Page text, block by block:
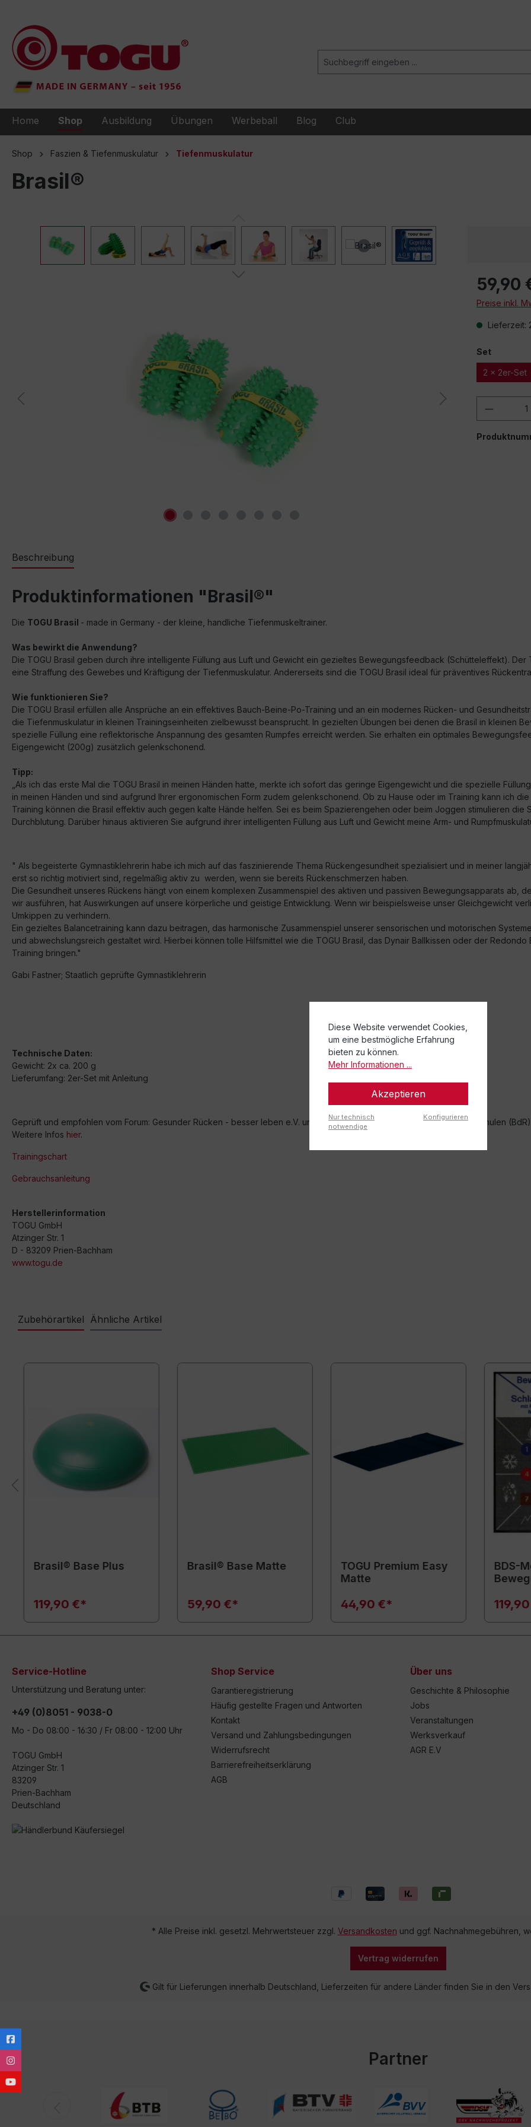
Home Shop Ausbildung Übungen Werbeball Blog Club
Shop Faszien & Tiefenmuskulatur Tiefenmuskulatur
Brasil®
59,90
Preise inkl.
Lieferzeit:
Set
2 x 2er-Set
Beschreibung
Produktinformationen "Brasil®"
Die TOGU Brasil - made in Germany - der kleine, handliche Tiefenmuskeltrainer.
Was bewirkt die Anwendung?
Die TOGU Brasil geben durch ihre intelligente Füllung aus Luft und Gewicht ein gezieltes Bewegungsfeedback (Schütteleffekt).
eine Straffung des Gewebes und Kräftigung der Tiefenmuskulatur. Andererseits sind die TOGU Brasil ideal für präventives
Wie funktionieren Sie?
Die TOGU Brasil erfüllen alle Ansprüche an ein effektives Bauch-Beine-Po-Training und an ein modernes Rücken- und
die Tiefenmuskulatur in kleinen Trainingseinheiten zielbewusst beansprucht. In gezielten Übungen bei denen die Brasil in kleinen
spezielle Füllung eine reflektorische Anspannung des gesamten Rumpfes erreicht werden. Sie erhalten ein optimales
Eigengewicht (200g) zusätzlich gelenkschonend.
Tipp:
„Als ich das erste Mal die TOGU Brasil in meinen Händen hatte, merkte ich sofort das geringe Eigengewicht und die spezielle
in meinen Händen und sind aufgrund Ihrer ergonomischen Form zudem gelenkschonend. Ob zu Hause oder im Training kann ich
Training können die Brasil effektiv auch gegen kalte Hände helfen. Sei es beim Spazierengehen oder beim Joggen stimulieren
Durchblutung. Darüber hinaus aktivieren Sie aufgrund ihrer intelligenten Füllung aus Luft und Gewicht meine Arm- und
" Als begeisterte Gymnastiklehrerin habe ich mich auf das faszinierende Thema Rückengesundheit spezialisiert und in meiner
erst so richtig motiviert sind, regelmäßig aktiv zu werden, wenn sie bereits Rückenschmerzen haben.
Die Gesundheit unseres Rückens hängt von einem komplexen Zusammenspiel des aktiven und passiven Bewegungsapparats ab,
wir ausführen, hat Auswirkungen auf unsere körperliche und geistige Entwicklung. Wenn wir beispielsweise unser Gleichgewicht
Umkippen zu verhindern.
Ein gezieltes Balancetraining kann dazu beitragen, das harmonische Zusammenspiel unserer sensorischen und motorischen
und abwechslungsreich gestaltet wird. Hierbei können tolle Hilfsmittel wie die TOGU Brasil, das Dynair Ballkissen oder der
Training bringen."
Gabi Fastner; Staatlich geprüfte Gymnastiklehrerin
Technische Daten:
Gewicht: 2x ca. 200 g
Lieferumfang: 2er-Set mit Anleitung
Geprüft und empfohlen vom Forum: Gesunder Rücken - besser leben e.V. und dem Bundesverband deutscher Rückenschulen
Weitere Infos hier.
Trainingschart
Gebrauchsanleitung
Herstellerinformation
TOGU GmbH
Atzinger Str. 1
D - 83209 Prien-Bachham
www.togu.de
Zubehörartikel Ähnliche Artikel
Brasil® Base Plus
119,90 €*
Brasil® Base Matte
59,90 €*
TOGU Premium Easy
Matte
44,90 €*
BDS-
Service-Hotline
Unterstützung und Beratung unter:
+49 (0)8051 - 9038-0
Mo - Do 08:00 - 16:30 / Fr 08:00 - 12:00 Uhr
TOGU GmbH
Atzinger Str. 1
83209
Prien-Bachham
Deutschland
Shop Service
Garantieregistrierung
Häufig gestellte Fragen und Antworten
Kontakt
Versand und Zahlungsbedingungen
Widerrufsrecht
Barrierefreiheitserklärung
AGB
Über uns
Geschichte & Philosophie
Jobs
Veranstaltungen
Werksverkauf
AGR E.V
* Alle Preise inkl. gesetzl. Mehrwertsteuer zzgl. Versandkosten und ggf. Nachnahmegebühren,
Vertrag widerrufen
Gilt für Lieferungen innerhalb Deutschland, Lieferzeiten für andere Länder finden Sie in den
Partner
Diese Website verwendet Cookies,
um eine bestmögliche Erfahrung
bieten zu können.
Mehr Informationen ...
Akzeptieren
Nur technisch
notwendige
Konfigurieren